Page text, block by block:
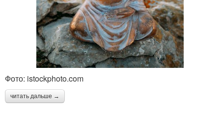
Фото: istockphoto.com
читать дальше →